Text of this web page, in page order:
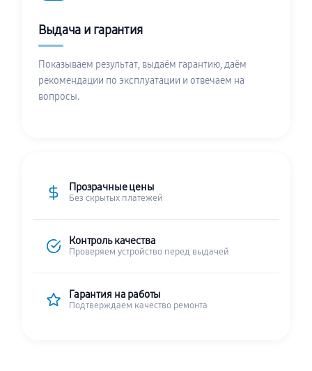
Выдача и гарантия
Показываем результат, выдаём гарантию, даём
рекомендации по эксплуатации и отвечаем на
вопросы.
Прозрачные цены
Без скрытых платежей
Контроль качества
Проверяем устройство перед выдачей
Гарантия на работы
Подтверждаем качество ремонта